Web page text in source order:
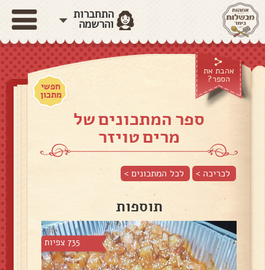
התחברות
והרשמה
אהבת את
הספר?
חפשי
מתכון
ספר המתכונים של
מרים טויזר
לכריכה > לכל המתכונים >
תוספות
735 צפיות